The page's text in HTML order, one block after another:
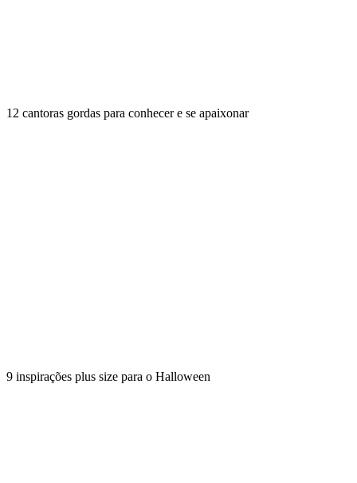
12 cantoras gordas para conhecer e se apaixonar
9 inspirações plus size para o Halloween